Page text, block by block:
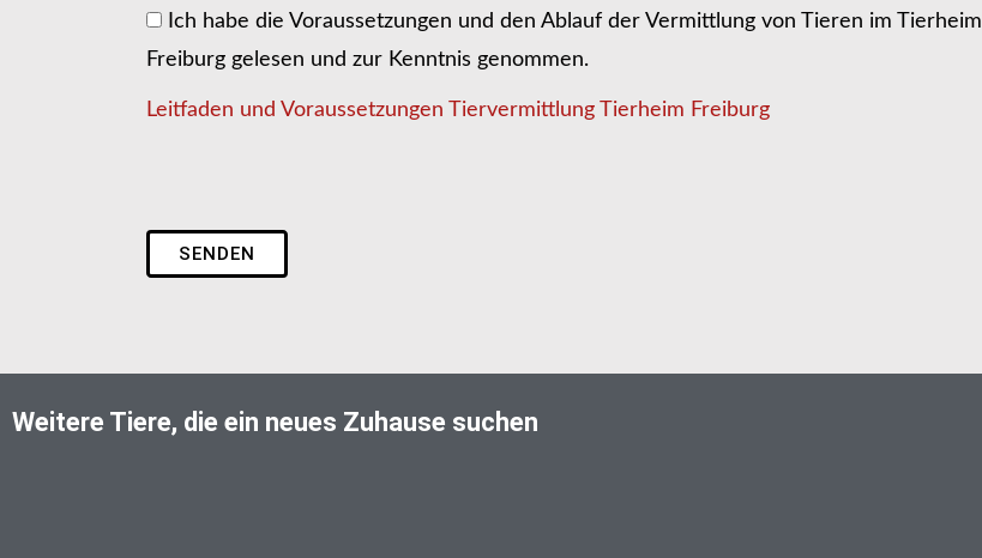
Ich habe die Voraussetzungen und den Ablauf der Vermittlung von Tieren im Tierheim
Freiburg gelesen und zur Kenntnis genommen.
Leitfaden und Voraussetzungen Tiervermittlung Tierheim Freiburg
SENDEN
Weitere Tiere, die ein neues Zuhause suchen